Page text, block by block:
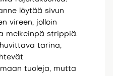
löytää sivun
vireen, jolloin
melkeinpä strippiä.
tarina,
tuoleja, mutta